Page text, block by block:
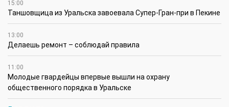
15:00
Таншовщица из Уральска завоевала Супер-Гран-при в Пекине
13:00
Делаешь ремонт – соблюдай правила
11:00
Молодые гвардейцы впервые вышли на охрану
общественного порядка в Уральске